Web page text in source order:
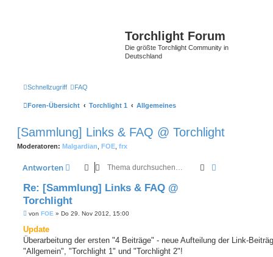
Torchlight Forum
Die größte Torchlight Community in
Deutschland
Schnellzugriff FAQ
Foren-Übersicht Torchlight 1 Allgemeines
[Sammlung] Links & FAQ @ Torchlight
Moderatoren: Malgardian FOE frx
Antworten Suche
Re: [Sammlung] Links & FAQ @
Torchlight
B
i
t
r
a
von FOE » Do 29. Nov 2012, 15:00
Update
Überarbeitung der ersten "4 Beiträge" - neue Aufteilung der Link-
"Allgemein", "Torchlight 1" und "Torchlight 2"!